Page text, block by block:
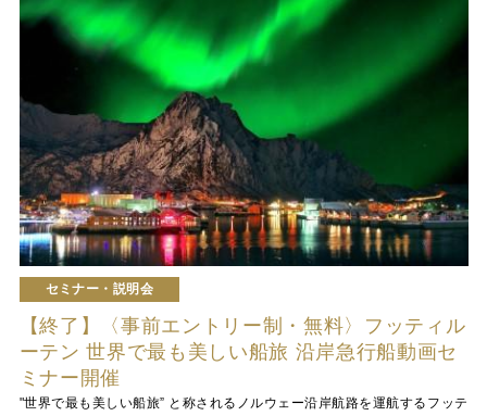
セミナー・説明会
【終了】〈事前エントリー制・無料〉フッティル
ーテン 世界で最も美しい船旅 沿岸急行船動画セ
ミナー開催
"世界で最も美しい船旅” と称されるノルウェー沿岸航路を運航するフッテ